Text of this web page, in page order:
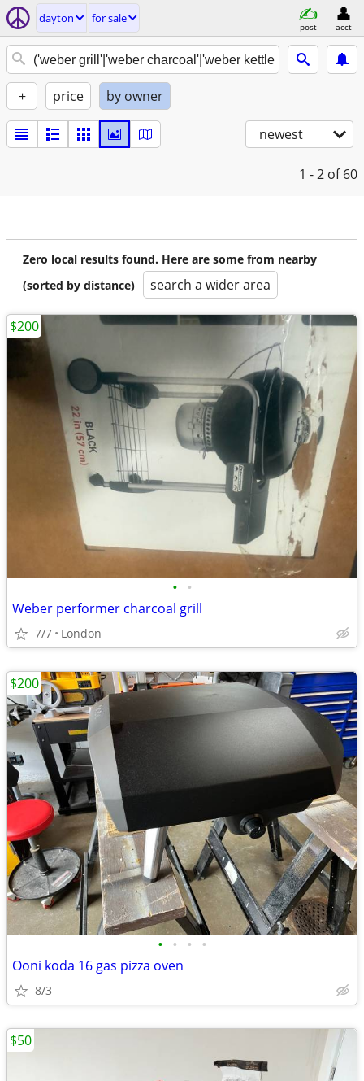
dayton for sale
post acct
+ price by owner
newest
1 - 2 of 60
Zero local results found. Here are some from nearby
(sorted by distance)
search a wider area
• •
Weber performer charcoal grill
7/7 London
$200
• • • •
Ooni koda 16 gas pizza oven
8/3
$200
$50